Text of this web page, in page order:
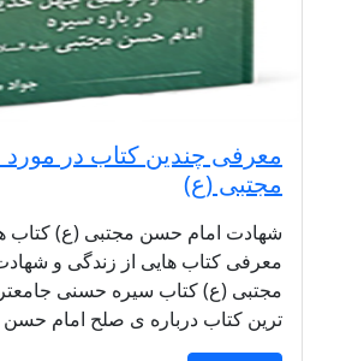
معرفی چندین کتاب در
مجتبی (ع)
شهادت امام حسن مجتبی (ع) کتاب
معرفی کتاب هایی از زندگی و
مجتبی (ع) کتاب سیره حسنی
ترين كتاب درباره ى صلح امام حسن